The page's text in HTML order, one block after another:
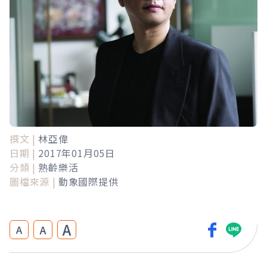
撰文 | 林亞偉
日期 | 2017年01月05日
分類 | 熟齡樂活
圖檔來源 | 動象國際提供
A A A